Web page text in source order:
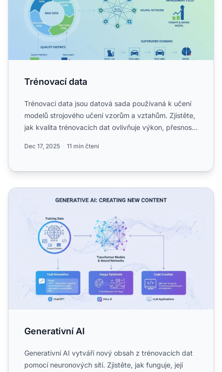
Trénovací data
Trénovací data jsou datová sada používaná k učení
modelů strojového učení vzorům a vztahům. Zjistěte,
jak kvalita trénovacích dat ovlivňuje výkon, přesnost
Dec 17, 2025 11 min čtení
Generativní AI
Generativní AI
Generativní AI vytváří nový obsah z trénovacích dat
pomocí neuronových sítí. Zjistěte, jak funguje, její